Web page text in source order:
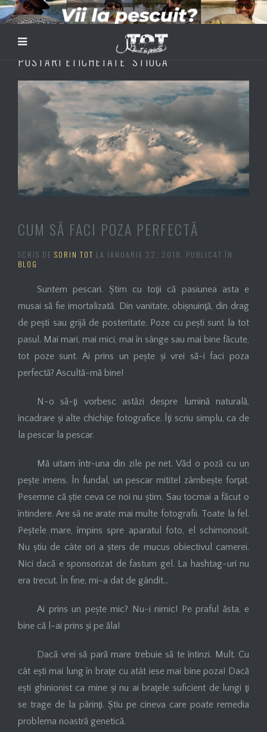
POSTĂRI ETICHETATE ‘STIUCA’
CUM SĂ FACI POZA PERFECTĂ
SCRIS DE SORIN TOT LA IANUARIE 22, 2018
. PUBLICAT ÎN
BLOG
Suntem pescari. Știm cu toţii că pasiunea asta e
musai să fie imortalizată. Din vanitate, obișnuinţă, din drag
de pești sau grijă de posteritate. Poze cu pești sunt la tot
pasul. Mai mari, mai mici, mai în sânge sau mai bine făcute,
tot poze sunt. Ai prins un pește și vrei să-i faci poza
perfectă? Ascultă-mă bine!
N-o să-ţi vorbesc astăzi despre lumină naturală,
încadrare și alte chichiţe fotografice. Îţi scriu simplu, ca de
la pescar la pescar.
Mă uitam într-una din zile pe net. Văd o poză cu un
pește imens. În fundal, un pescar mititel zâmbește forţat.
Pesemne că știe ceva ce noi nu știm. Sau tocmai a făcut o
întindere. Are să ne arate mai multe fotografii. Toate la fel.
Peștele mare, împins spre aparatul foto, el schimonosit.
Nu știu de câte ori a șters de mucus obiectivul camerei.
Nici dacă e sponsorizat de fastum gel. La hashtag-uri nu
era trecut. În fine, mi-a dat de gândit…
Ai prins un pește mic? Nu-i nimic! Pe praful ăsta, e
bine că l-ai prins și pe ăla!
Dacă vrei să pară mare trebuie să te întinzi. Mult. Cu
cât ești mai lung în braţe cu atât iese mai bine poza! Dacă
ești ghinionist ca mine și nu ai braţele suficient de lungi ţi
se trage de la părinţi. Știu pe cineva care poate remedia
problema noastră genetică.